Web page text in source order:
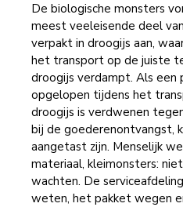
De biologische monsters
meest veeleisende deel
verpakt in droogijs aan,
het transport op de juiste
droogijs verdampt. Als
opgelopen tijdens het
droogijs is verdwenen
bij de goederenontvangst,
aangetast zijn. Menselijk
materiaal, kleimonsters:
wachten. De
weten, het pakket wegen